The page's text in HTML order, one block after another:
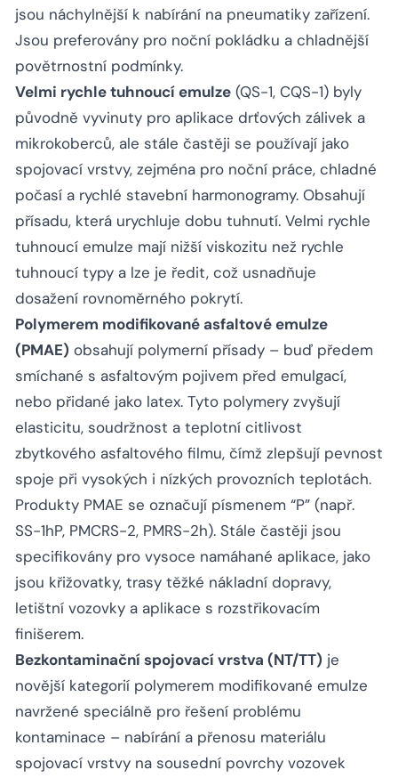
jsou náchylnější k nabírání na pneumatiky zařízení.
Jsou preferovány pro noční pokládku a chladnější
povětrnostní podmínky.
Velmi rychle tuhnoucí emulze (QS-1, CQS-1) byly
původně vyvinuty pro aplikace drťových zálivek a
mikrokoberců, ale stále častěji se používají jako
spojovací vrstvy, zejména pro noční práce, chladné
počasí a rychlé stavební harmonogramy. Obsahují
přísadu, která urychluje dobu tuhnutí. Velmi rychle
tuhnoucí emulze mají nižší viskozitu než rychle
tuhnoucí typy a lze je ředit, což usnadňuje
dosažení rovnoměrného pokrytí.
Polymerem modifikované asfaltové emulze
(PMAE) obsahují polymerní přísady – buď předem
smíchané s asfaltovým pojivem před emulgací,
nebo přidané jako latex. Tyto polymery zvyšují
elasticitu, soudržnost a teplotní citlivost
zbytkového asfaltového filmu, čímž zlepšují pevnost
spoje při vysokých i nízkých provozních teplotách.
Produkty PMAE se označují písmenem “P” (např.
SS-1hP, PMCRS-2, PMRS-2h). Stále častěji jsou
specifikovány pro vysoce namáhané aplikace, jako
jsou křižovatky, trasy těžké nákladní dopravy,
letištní vozovky a aplikace s rozstřikovacím
finišerem.
Bezkontaminační spojovací vrstva (NT/TT) je
novější kategorií polymerem modifikované emulze
navržené speciálně pro řešení problému
kontaminace – nabírání a přenosu materiálu
spojovací vrstvy na sousední povrchy vozovek